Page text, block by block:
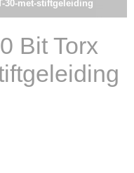
30-met-stiftgeleiding
Bit Torx